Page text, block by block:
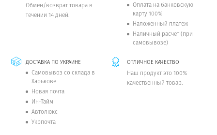
Обмен/возврат товара в
течении 14 дней.
Оплата на банковскую
карту 100%
Наложенный платеж
Наличный расчет (при
самовывозе)
ДОСТАВКА ПО УКРАИНЕ
Самовывоз со склада в
Харькове
Новая почта
Ин-Тайм
Автолюкс
Укрпочта
ОТЛИЧНОЕ КАЧЕСТВО
Наш продукт это 100%
качественный товар.